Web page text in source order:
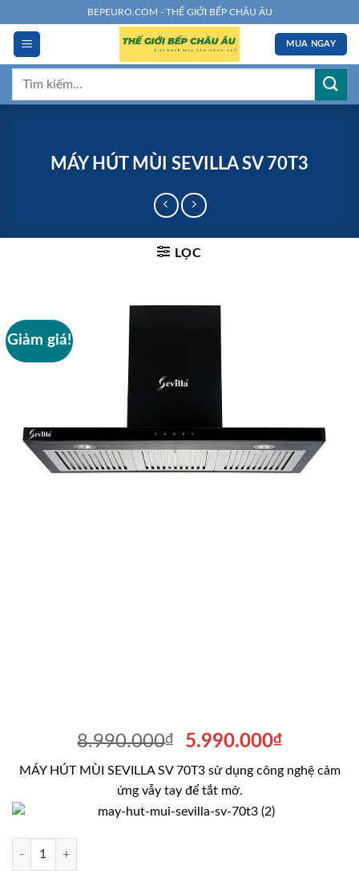
đến
dung
BEPEURO.COM - THẾ GIỚI BẾP CHÂU ÂU
MUA NGAY
Tìm
MÁY HÚT MÙI SEVILLA SV 70T3
LỌC
Giảm giá!
8.990.000₫
Giá
là:
8.990.000₫.
5.990.000₫Giá
tại
MÁY HÚT MÙI SEVILLA SV 70T3 sử dụng công nghệ cảm
ứng vẫy tay để tắt mở.
MÁY HÚT MÙI SEVILLA SV 70T3 số lượng